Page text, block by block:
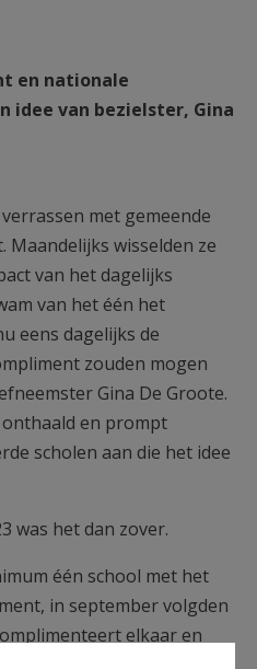
en nationale
idee van bezielster, Gina
met gemeende
wisselden ze
van het dagelijks
van het één het
eens dagelijks de
zouden mogen
Gina De Groote.
en prompt
scholen aan die het idee
was het dan zover.
één school met het
in september volgden
elkaar en